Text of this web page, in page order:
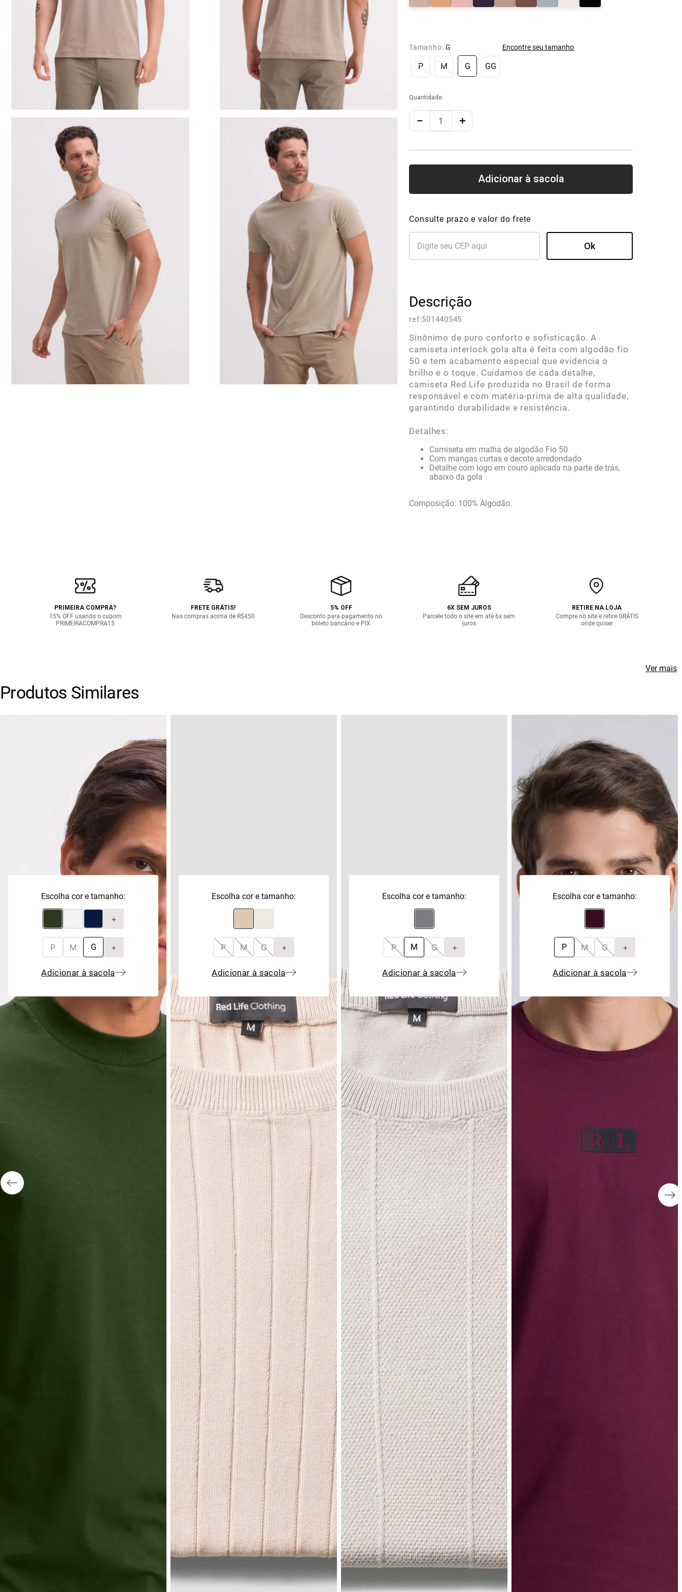
Tamanho: G
P M G GG
Encontre seu tamanho
Quantidade
＋
－
Consulte prazo e valor do frete
Descrição
ref:501440545
Sinônimo de puro conforto e sofisticação. A
camiseta interlock gola alta é feita com algodão fio
50 e tem acabamento especial que evidencia o
brilho e o toque. Cuidamos de cada detalhe,
camiseta Red Life produzida no Brasil de forma
responsável e com matéria-prima de alta qualidade,
garantindo durabilidade e resistência.
Detalhes:
Camiseta em malha de algodão Fio 50
Com mangas curtas e decote arredondado
Detalhe com logo em couro aplicada na parte de trás,
abaixo da gola
Composição: 100% Algodão.
PRIMEIRA COMPRA?
15% OFF usando o cupom
PRIMEIRACOMPRA15
FRETE GRÁTIS!
Nas compras acima de R$450
5% OFF
Desconto para pagamento no
boleto bancário e PIX
6X SEM JUROS
Parcele todo o site em até 6x sem
juros
RETIRE NA LOJA
Compre no site e retire GRÁTIS
onde quiser
Produtos Similares
Escolha cor e tamanho:
+
P M G +
Adicionar à sacola
Escolha cor e tamanho:
P M G +
Adicionar à sacola
Escolha cor e tamanho:
P M G +
Adicionar à sacola
Escolha cor e tamanho:
P M G +
Adicionar à sacola
Ver mais